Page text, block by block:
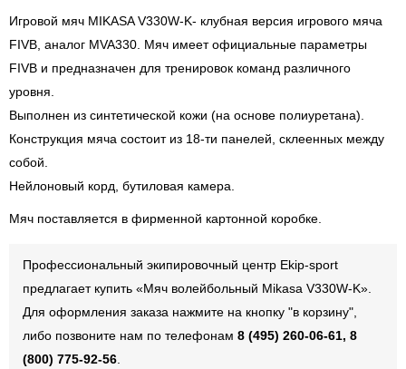
Игровой мяч MIKASA V330W-K- клубная версия игрового мяча
FIVB, аналог MVA330. Мяч имеет официальные параметры
FIVB и предназначен для тренировок команд различного
уровня.
Выполнен из синтетической кожи (на основе полиуретана).
Конструкция мяча состоит из 18-ти панелей, склеенных между
собой.
Нейлоновый корд, бутиловая камера.
Мяч поставляется в фирменной картонной коробке.
Профессиональный экипировочный центр Ekip-sport
предлагает купить «Мяч волейбольный Mikasa V330W-K».
Для оформления заказа нажмите на кнопку "в корзину",
либо позвоните нам по телефонам 8 (495) 260-06-61, 8
(800) 775-92-56